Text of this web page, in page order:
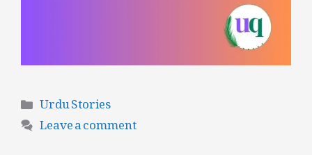
Categories
Urdu Stories
Leave a comment